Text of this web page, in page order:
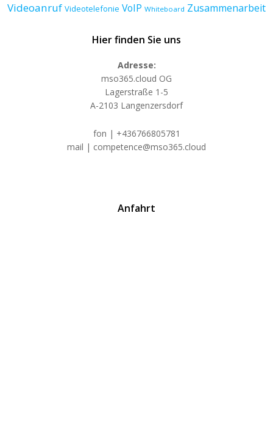
Videoanruf Videotelefonie VoIP Whiteboard Zusammenarbeit
Hier finden Sie uns
Adresse:
mso365.cloud OG
Lagerstraße 1-5
A-2103 Langenzersdorf
fon | +436766805781
mail | competence@mso365.cloud
Anfahrt